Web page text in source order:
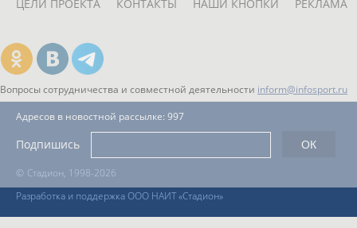
ЦЕЛИ ПРОЕКТА КОНТАКТЫ НАШИ КНОПКИ РЕКЛАМА
Вопросы сотрудничества и совместной деятельности inform@infosport.ru
© Стадион, 1998-2026
Разработка и поддержка ООО НАИТ «Стадион»
Адресов в новостной рассылке: 997
Подпишись